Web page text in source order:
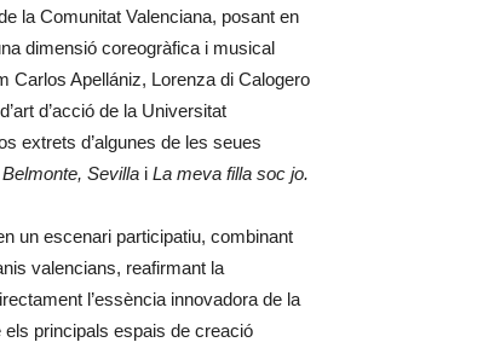
la Comunitat Valenciana, posant en
dimensió coreogràfica i musical
Carlos Apellániz, Lorenza di Calogero
d’acció de la Universitat
extrets d’algunes de les seues
Sevilla i La meva filla soc jo.
un escenari participatiu, combinant
valencians, reafirmant la
l’essència innovadora de la
principals espais de creació